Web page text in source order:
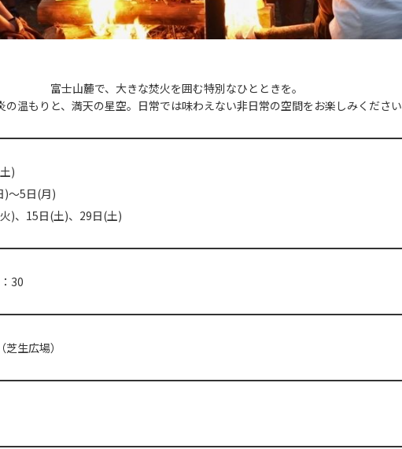
富士山麓で、大きな焚火を囲む特別なひとときを。
の温もりと、満天の星空。日常では味わえない非日常の空間をお楽しみください
)
)〜5日(月)
)、15日(土)、29日(土)
30
生広場）